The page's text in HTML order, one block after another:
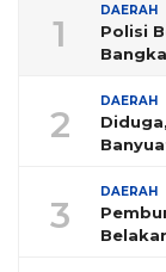
1
DAERAH
Polisi
2
DAERAH
3
DAERAH